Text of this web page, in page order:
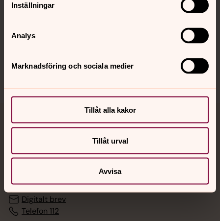
Inställningar
Analys
Marknadsföring och sociala medier
Tillåt alla kakor
Tillåt urval
Avvisa
Hitta snabbt
Jourhavande präst
Akut samtals- och krisstöd. Prata eller chatta anonymt
med en präst på kvällar och nätter.
Chatt
Digitalt brev
Telefon 112